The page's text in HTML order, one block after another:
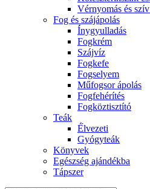
Vérnyomás és
Fog és szájápolás
Í́nygyulladás
Fogkrém
Szájvíz
Fogkefe
Fogselyem
Műfogsor ápolás
Fogfehérítés
Fogköztisztító
Teák
É́lvezeti
Gyógyteák
Könyvek
Egészség ajándékba
Tápszer